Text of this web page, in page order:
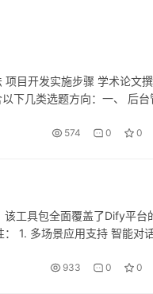
目开发实施步骤 学术论文
下几类选题方向：一、 后台
574 0 0
工具包全面覆盖了Dify平台
1. 多场景应用支持 智能对
933 0 0